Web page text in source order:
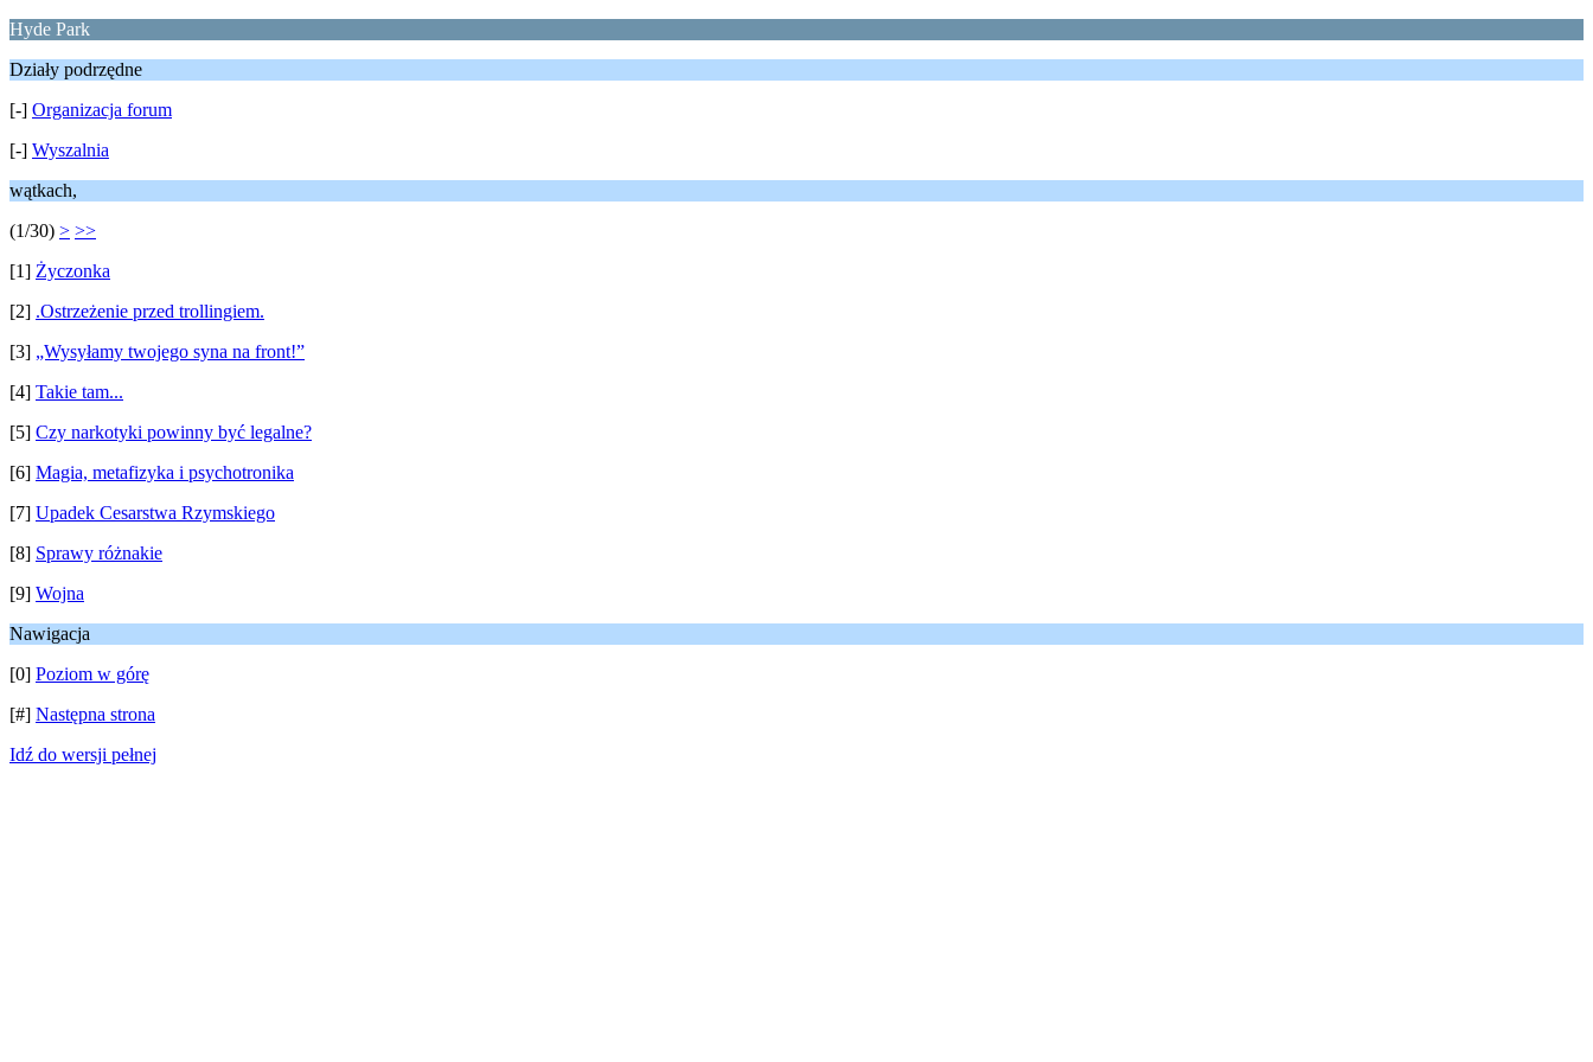
Hyde Park
Działy podrzędne
[-] Organizacja forum
[-] Wyszalnia
wątkach,
(1/30) > >>
[1] Życzonka
[2] .Ostrzeżenie przed trollingiem.
[3] „Wysyłamy twojego syna na front!”
[4] Takie tam...
[5] Czy narkotyki powinny być legalne?
[6] Magia, metafizyka i psychotronika
[7] Upadek Cesarstwa Rzymskiego
[8] Sprawy różnakie
[9] Wojna
Nawigacja
[0] Poziom w górę
[#] Następna strona
Idź do wersji pełnej